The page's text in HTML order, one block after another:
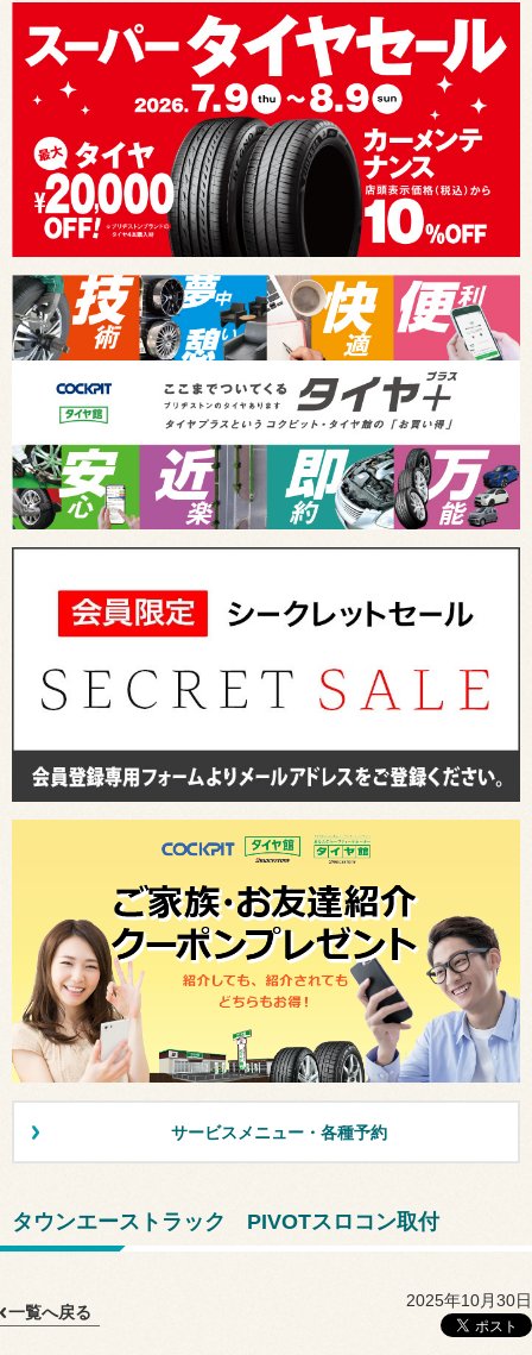
サービスメニュー・各種予約
タウンエーストラック PIVOTスロコン取付
一覧へ戻る
2025年10月30日